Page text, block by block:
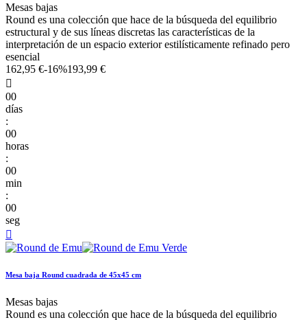
Mesas bajas
Round es una colección que hace de la búsqueda del equilibrio
estructural y de sus líneas discretas las características de la
interpretación de un espacio exterior estilísticamente refinado pero
esencial
162,95 €-16%193,99 €

00
días
:
00
horas
:
00
min
:
00
seg

Mesa baja Round cuadrada de 45x45 cm
Mesas bajas
Round es una colección que hace de la búsqueda del equilibrio